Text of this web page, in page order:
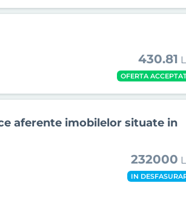
430.81
OFERTA
aferente imobilelor situate in
232000
IN